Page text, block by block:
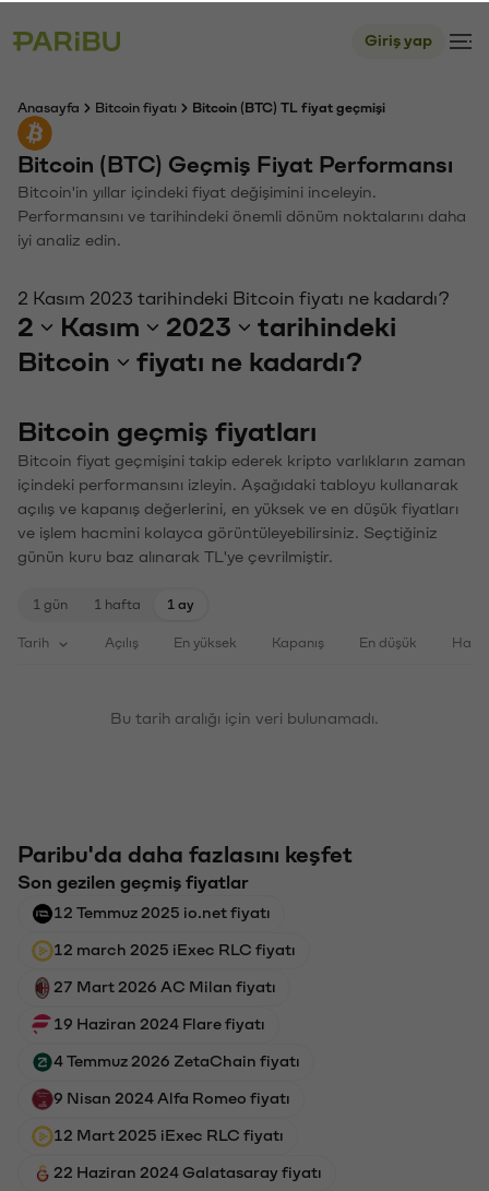
Giriş yap
Anasayfa Bitcoin fiyatı Bitcoin (BTC) TL fiyat geçmişi
Bitcoin (BTC) Geçmiş Fiyat Performansı
Bitcoin'in yıllar içindeki fiyat değişimini inceleyin.
Performansını ve tarihindeki önemli dönüm noktalarını daha
iyi analiz edin.
2 Kasım 2023 tarihindeki Bitcoin fiyatı ne kadardı?
2 Kasım 2023
tarihindeki
Bitcoin
fiyatı ne kadardı?
Bitcoin geçmiş fiyatları
Bitcoin fiyat geçmişini takip ederek kripto varlıkların zaman
içindeki performansını izleyin. Aşağıdaki tabloyu kullanarak
açılış ve kapanış değerlerini, en yüksek ve en düşük fiyatları
ve işlem hacmini kolayca görüntüleyebilirsiniz. Seçtiğiniz
günün kuru baz alınarak TL'ye çevrilmiştir.
1 gün 1 hafta 1 ay
Tarih Açılış En yüksek Kapanış En düşük
Bu tarih aralığı için veri bulunamadı.
Paribu'da daha fazlasını keşfet
Son gezilen geçmiş fiyatlar
12 Temmuz 2025 io.net fiyatı
12 march 2025 iExec RLC fiyatı
27 Mart 2026 AC Milan fiyatı
19 Haziran 2024 Flare fiyatı
4 Temmuz 2026 ZetaChain fiyatı
9 Nisan 2024 Alfa Romeo fiyatı
12 Mart 2025 iExec RLC fiyatı
22 Haziran 2024 Galatasaray fiyatı